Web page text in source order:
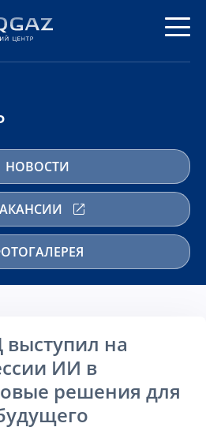
НОВОСТИ
выступил на
ИИ в
решения для